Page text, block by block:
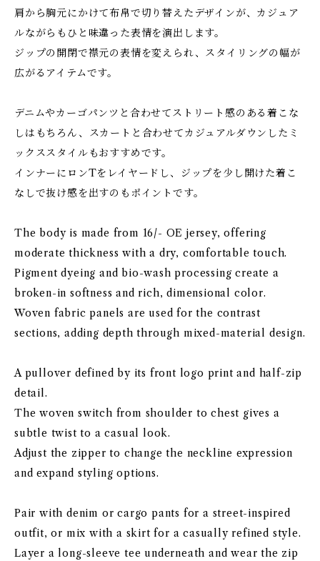
肩から胸元にかけて布帛で切り替えたデザインが、カジュア
ルながらもひと味違った表情を演出します。
ジップの開閉で襟元の表情を変えられ、スタイリングの幅が
広がるアイテムです。
デニムやカーゴパンツと合わせてストリート感のある着こな
しはもちろん、スカートと合わせてカジュアルダウンしたミ
ックススタイルもおすすめです。
インナーにロンTをレイヤードし、ジップを少し開けた着こ
なしで抜け感を出すのもポイントです。
The body is made from 16/- OE jersey, offering
moderate thickness with a dry, comfortable touch.
Pigment dyeing and bio-wash processing create a
broken-in softness and rich, dimensional color.
Woven fabric panels are used for the contrast
sections, adding depth through mixed-material design.
A pullover defined by its front logo print and half-zip
detail.
The woven switch from shoulder to chest gives a
subtle twist to a casual look.
Adjust the zipper to change the neckline expression
and expand styling options.
Pair with denim or cargo pants for a street-inspired
outfit, or mix with a skirt for a casually refined style.
Layer a long-sleeve tee underneath and wear the zip